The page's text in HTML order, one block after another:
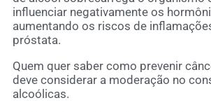
influenciar negativamente os
aumentando os riscos de
próstata.
Quem quer saber como prevenir
deve considerar a moderação no
alcoólicas.